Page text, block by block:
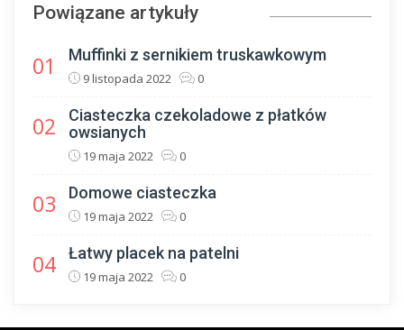
Powiązane artykuły
01 Muffinki z sernikiem truskawkowym
9 listopada 2022 0
02
Ciasteczka czekoladowe z płatków
owsianych
19 maja 2022 0
03 Domowe ciasteczka
19 maja 2022 0
04 Łatwy placek na patelni
19 maja 2022 0